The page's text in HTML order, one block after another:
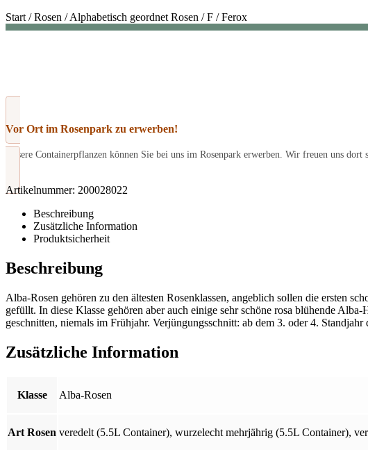
Start /Rosen /Alphabetisch geordnet Rosen /F /Ferox
Vor Ort im Rosenpark zu erwerben!
Unsere Containerpflanzen können Sie bei uns im Rosenpark erwerben. Wir freuen uns dort
Artikelnummer: 200028022
Beschreibung
Zusätzliche Information
Produktsicherheit
Beschreibung
Alba-Rosen gehören zu den ältesten Rosenklassen, angeblich sollen die ersten
gefüllt. In diese Klasse gehören aber auch einige sehr schöne rosa blühende
geschnitten, niemals im Frühjahr. Verjüngungsschnitt: ab dem 3. oder 4.
Zusätzliche Information
Klasse Alba-Rosen
Art Rosen veredelt (5.5L Container), wurzelecht mehrjährig (5.5L Container),